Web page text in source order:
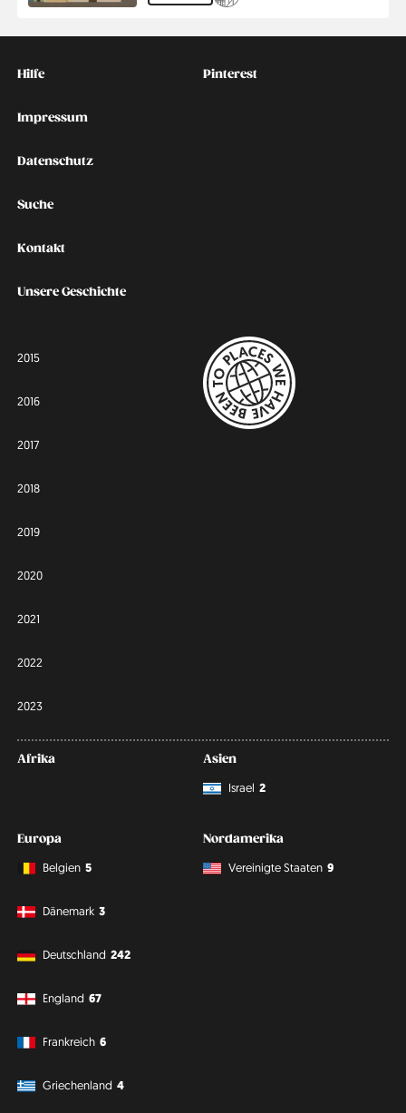
Kontakt
Hilfe
Impressum
Datenschutz
Suche
Kontakt
Unsere Geschichte
Social
Pinterest
2015
2016
2017
2018
2019
2020
2021
2022
2023
Afrika
Asien
Israel 2
Europa
Belgien 5
Dänemark 3
Deutschland 242
England 67
Frankreich 6
Griechenland 4
Nordamerika
Vereinigte Staaten 9